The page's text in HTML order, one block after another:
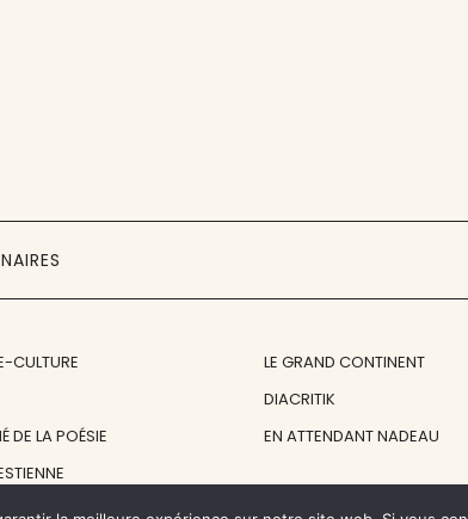
CULTURE
DE LA POÉSIE
LE GRAND CONTINENT
DIACRITIK
EN ATTENDANT NADEAU